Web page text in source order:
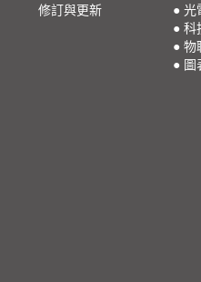
修訂與更新
● 光
● 科
● 物
● 圖